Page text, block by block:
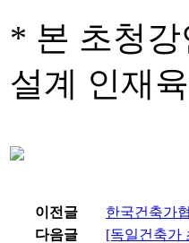
* 본 초청
설계 인재
이전글
한국건축가
다음글
[독일건축가